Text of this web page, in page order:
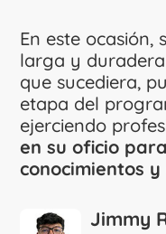
En este ocasión,
larga y
que sucediera,
etapa del
ejerciendo
en su oficio
conocimientos
Jimmy